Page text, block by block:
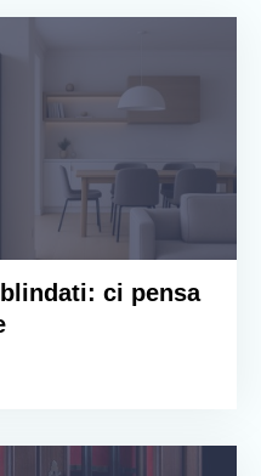
ci pensa